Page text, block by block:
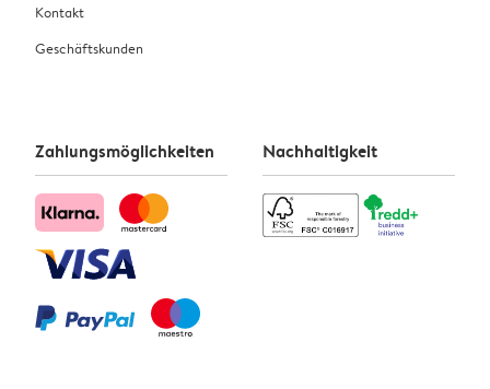
Kontakt
Geschäftskunden
Zahlungsmöglichkeiten Nachhaltigkeit